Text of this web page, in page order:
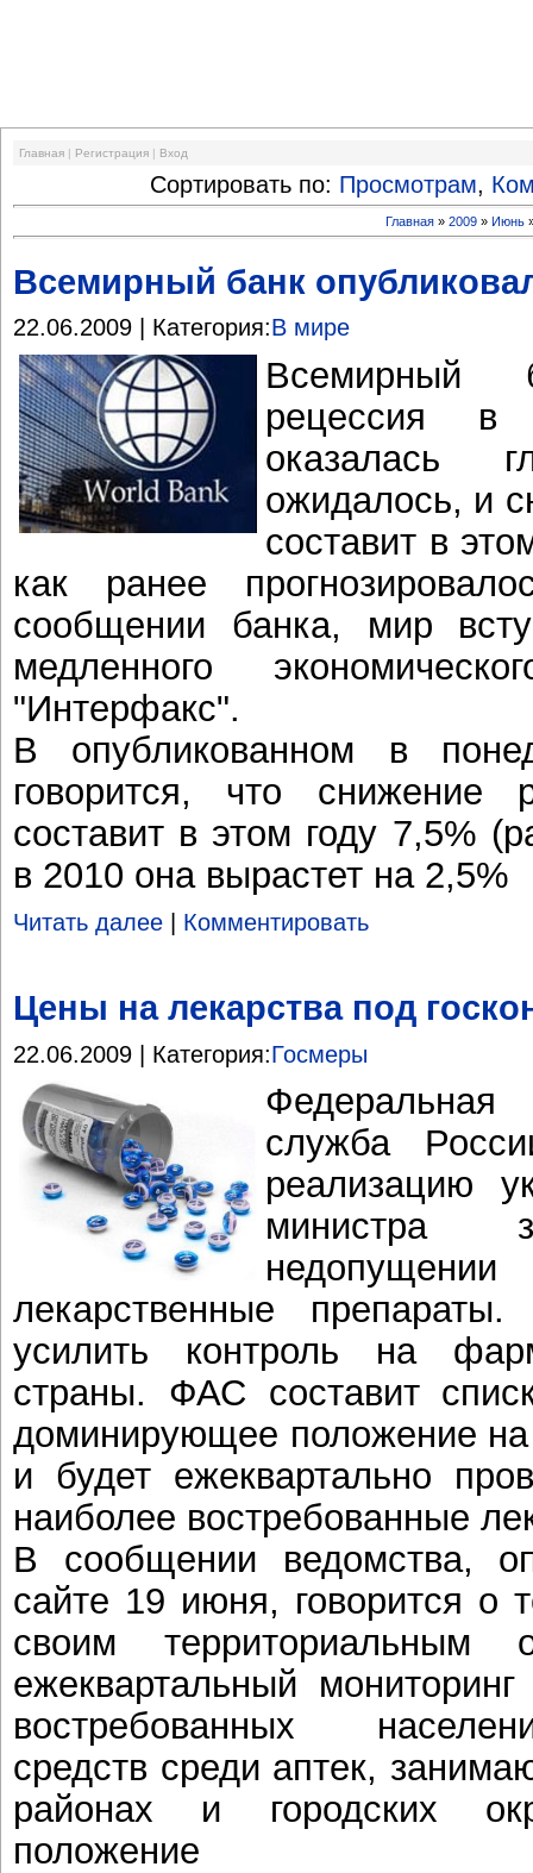
Главная | Регистрация | Вход
Сортировать по: Просмотрам,
Главная »2009 » Июнь
Всемирный банк
22.06.2009 | Категория:В мире
Всемирный
рецессия в
оказалась
ожидалось, и
составит в
как ранее
сообщении банка, мир
медленного
"Интерфакс".
В опубликованном в
говорится, что снижение
составит в этом году 7,5%
в 2010 она вырастет на 2,5%
Читать далее | Комментировать
Цены на лекарства под
22.06.2009 | Категория:Госмеры
служба
реализацию
министра
лекарственные
усилить контроль на
страны. ФАС составит
доминирующее положение
и будет ежеквартально
наиболее востребованные
В сообщении ведомства,
сайте 19 июня, говорится о
своим территориальным
ежеквартальный
востребованных
средств среди аптек,
районах и городских
положение